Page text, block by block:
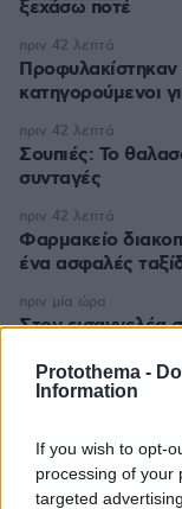
Protothema -
Information
If you wish to opt-
processing of your
targeted
ξεχάσω ποτέ
κατηγορούμενοι
πριν 42 λεπτά
Σουπιές: Το
συνταγές
πριν 42 λεπτά
Φαρμακείο
ένα ασφαλές
πριν 42 λεπτά
Στον εισαγγελέα
κρατητήρια της
πριν μία ώρα
ρεκόρ powerlifting
το έκανα